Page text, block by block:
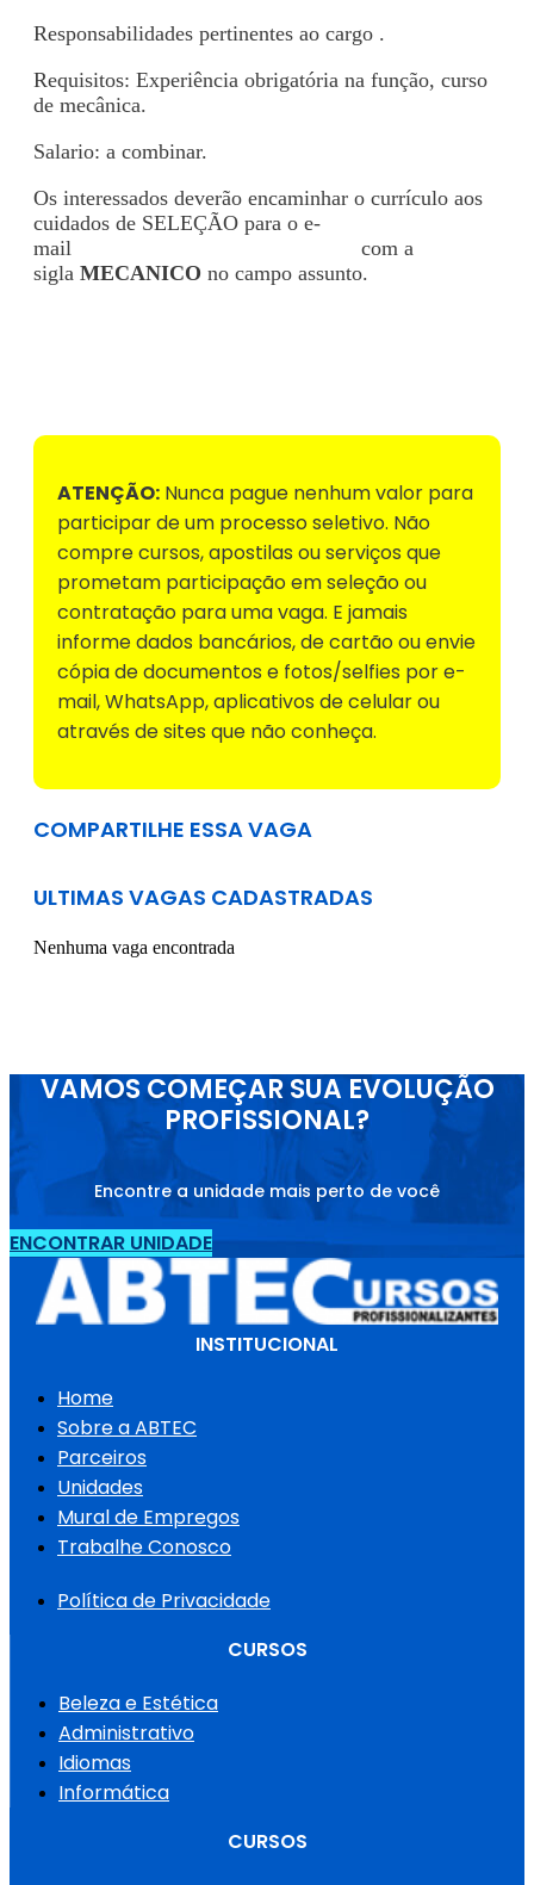
Responsabilidades pertinentes ao cargo .
Requisitos: Experiência obrigatória na função, curso
de mecânica.
Salario: a combinar.
Os interessados deverão encaminhar o currículo aos
cuidados de SELEÇÃO para o e-
mail
com a
sigla MECANICO no campo assunto.
ATENÇÃO: Nunca pague nenhum valor para
participar de um processo seletivo. Não
compre cursos, apostilas ou serviços que
prometam participação em seleção ou
contratação para uma vaga. E jamais
informe dados bancários, de cartão ou envie
cópia de documentos e fotos/selfies por e-
mail, WhatsApp, aplicativos de celular ou
através de sites que não conheça.
COMPARTILHE ESSA VAGA
ULTIMAS VAGAS CADASTRADAS
Nenhuma vaga encontrada
VAMOS COMEÇAR SUA EVOLUÇÃO
PROFISSIONAL?
Encontre a unidade mais perto de você
ENCONTRAR UNIDADE
INSTITUCIONAL
Home
Sobre a ABTEC
Parceiros
Unidades
Mural de Empregos
Trabalhe Conosco
Política de Privacidade
CURSOS
Beleza e Estética
Administrativo
Idiomas
Informática
CURSOS